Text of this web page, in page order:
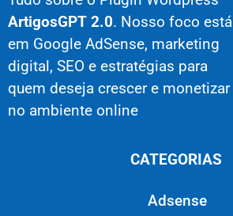
ArtigosGPT 2.0. Nosso foco está
em Google AdSense, marketing
digital, SEO e estratégias para
quem deseja crescer e monetizar
no ambiente online
CATEGORIAS
Adsense